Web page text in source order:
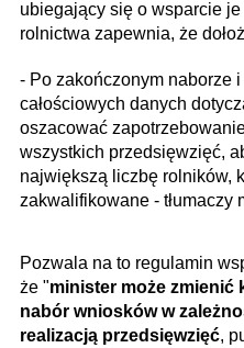
ubiegający się o wsparcie
rolnictwa zapewnia, że
- Po zakończonym naborze
całościowych danych
oszacować
wszystkich przedsięwzięć,
największą liczbę rolników,
zakwalifikowane - tłumaczy
Pozwala na to regulamin
że "minister może zmienić
nabór wniosków w
realizacją przedsięwzięć,